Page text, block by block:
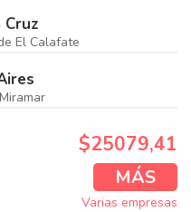
Cruz
El Calafate
$25079,41
MÁS
Varias empresas